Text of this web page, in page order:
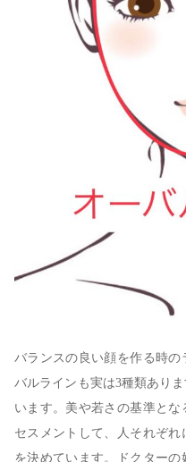
バランスの良い顔を作る時
バルラインも実は3種類あり
います。美や若さの基準と
セスメントして、人それぞ
を決めています。ドクター